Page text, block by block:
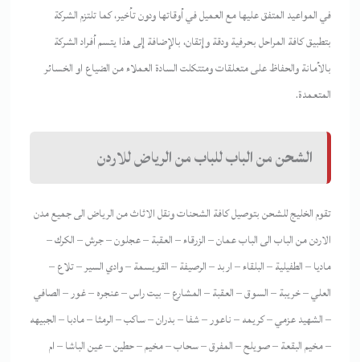
في المواعيد المتفق عليها مع العميل في أوقاتها ودون تأخير، كما تلتزم الشركة
بتطبيق كافة المراحل بحرفية ودقة وإتقان، بالإضافة إلى هذا يتسم أفراد الشركة
بالأمانة والحفاظ على متعلقات ومتتكلت السادة العملاء من الضياع او الخسائر
المتعمدة.
الشحن من الباب للباب من الرياض للاردن
تقوم الخليج للشحن بتوصيل كافة الشحنات ونقل الاثاث من الرياض الى جميع مدن
الاردن من الباب الى الباب عمان – الزرقاء – العقبة – عجلون – جرش – الكرك –
ماديا – الطفيلية – البلقاء – اربد – الرصيفة – القويسمة – وادي السير – تلاع –
العلي – خريبة – السوق – العقبة – المشارع – بيت راس – عنجره – غور – الصافي
– الشهيد عزمي – كريمه – ناعور – شفا – بدران – ساكب – الرمثا – مادبا – الجبيهه
– مخيم البقعة – صويلح – المفرق – سحاب – مخيم – حطين – عين الباشا – ام